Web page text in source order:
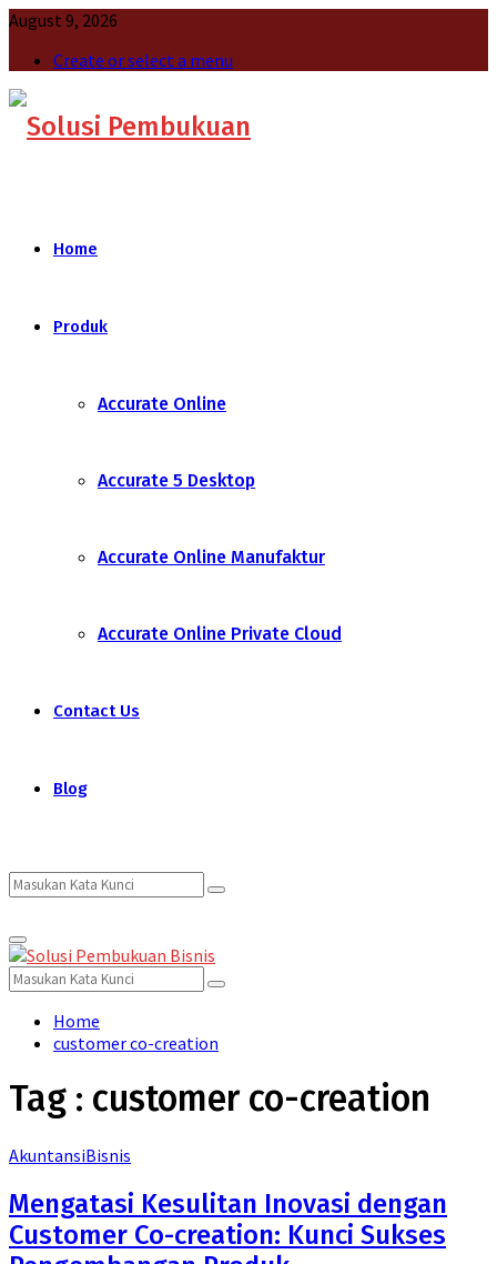
August 9, 2026
Create or select a menu
Home
Produk
Accurate Online
Accurate 5 Desktop
Accurate Online Manufaktur
Accurate Online Private Cloud
Contact Us
Blog
Search
for:
Search
Primary
Menu
Search
for:
Search
Home
customer co-creation
Tag : customer co-creation
AkuntansiBisnis
Mengatasi Kesulitan Inovasi dengan
Customer Co-creation: Kunci Sukses